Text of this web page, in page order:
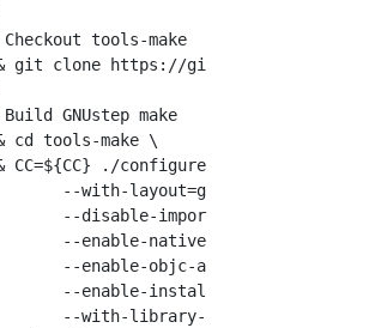
Checkout tools-make
git clone https://github.com/
Build GNUstep make
cd tools-make \
CC=${CC} ./configure \
--with-layout=gnustep \
--disable-importing-config-file
--enable-native-objc-exceptions
--enable-objc-arc \
--enable-install-ld-so-conf \
--with-library-combo=ng-gnu-gnu